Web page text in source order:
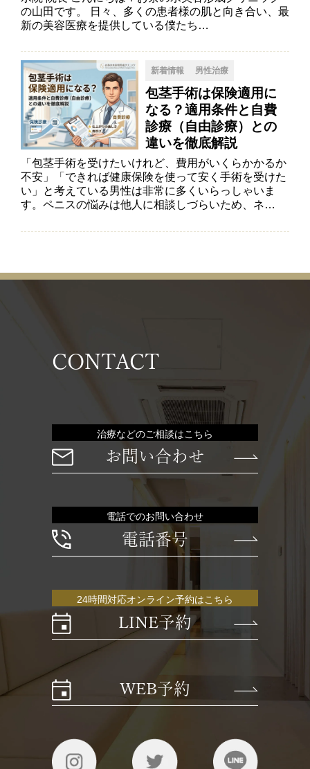
の山田です。 日々、多くの患者様の肌と向き合い、最
新の美容医療を提供している僕たち…
新着情報 男性治療
包茎手術は保険適用に
なる？適用条件と自費
診療（自由診療）との
違いを徹底解説
「包茎手術を受けたいけれど、費用がいくらかかるか
不安」「できれば健康保険を使って安く手術を受けた
い」と考えている男性は非常に多くいらっしゃいま
す。ペニスの悩みは他人に相談しづらいため、ネ…
CONTACT
治療などのご相談はこちら
お問い合わせ
電話でのお問い合わせ
電話番号
24時間対応オンライン予約はこちら
LINE予約
WEB予約